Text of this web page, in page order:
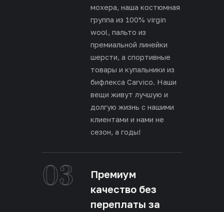
мохера, наша костюмная
группа из 100% virgin
wool, пальто из
премиальной линейки
шерсти, а спортивные
товары и купальники из
бифлекса Carvico. Наши
вещи живут лучшую и
долгую жизнь с нашими
клиентами и нами не
сезон, а годы!
03
Премиум
качество без
переплаты за